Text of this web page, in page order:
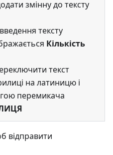
змінну до тексту
тексту
Кількість
текст
на латиницю і
перемикача
відправити